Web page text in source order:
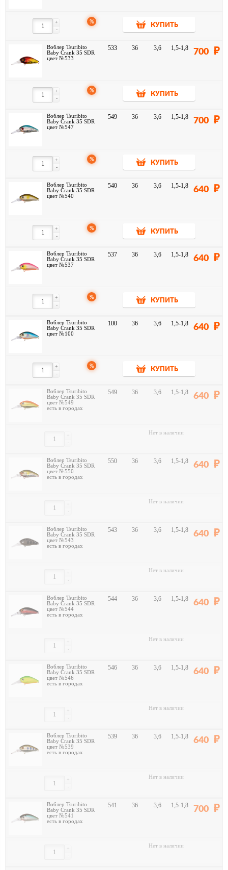
-
+ %
КУПИТЬ
Воблер Tsuribito
Baby Crank 35 SDR
цвет №533
533 36 3,6 1,5-1,8 700
-
+ %
КУПИТЬ
Воблер Tsuribito
Baby Crank 35 SDR
цвет №547
549 36 3,6 1,5-1,8 700
-
+ %
КУПИТЬ
Воблер Tsuribito
Baby Crank 35 SDR
цвет №540
540 36 3,6 1,5-1,8 640
-
+ %
КУПИТЬ
Воблер Tsuribito
Baby Crank 35 SDR
цвет №537
537 36 3,6 1,5-1,8 640
-
+ %
КУПИТЬ
Воблер Tsuribito
Baby Crank 35 SDR
цвет №100
100 36 3,6 1,5-1,8 640
-
+ %
КУПИТЬ
Воблер Tsuribito
Baby Crank 35 SDR
цвет №549
есть в городах
549 36 3,6 1,5-1,8 640
-
+ Нет в наличии
Воблер Tsuribito
Baby Crank 35 SDR
цвет №550
есть в городах
550 36 3,6 1,5-1,8 640
-
+ Нет в наличии
Воблер Tsuribito
Baby Crank 35 SDR
цвет №543
есть в городах
543 36 3,6 1,5-1,8 640
-
+ Нет в наличии
Воблер Tsuribito
Baby Crank 35 SDR
цвет №544
есть в городах
544 36 3,6 1,5-1,8 640
-
+ Нет в наличии
Воблер Tsuribito
Baby Crank 35 SDR
цвет №546
есть в городах
546 36 3,6 1,5-1,8 640
-
+ Нет в наличии
Воблер Tsuribito
Baby Crank 35 SDR
цвет №539
есть в городах
539 36 3,6 1,5-1,8 640
-
+ Нет в наличии
Воблер Tsuribito
Baby Crank 35 SDR
цвет №541
есть в городах
541 36 3,6 1,5-1,8 700
-
+ Нет в наличии